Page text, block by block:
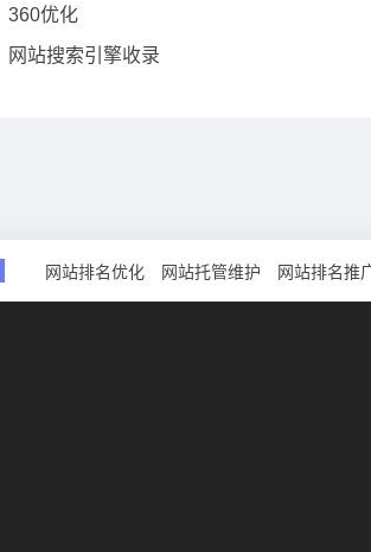
360优化
网站搜索引擎收录
网站排名优化 网站托管维护 网站排名推